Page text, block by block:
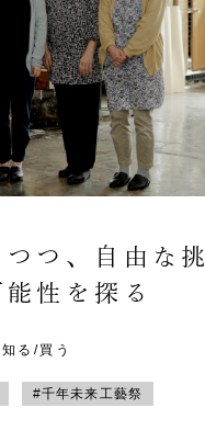
つ、自由な
能性を探る
知る/買う
#千年未来工藝祭